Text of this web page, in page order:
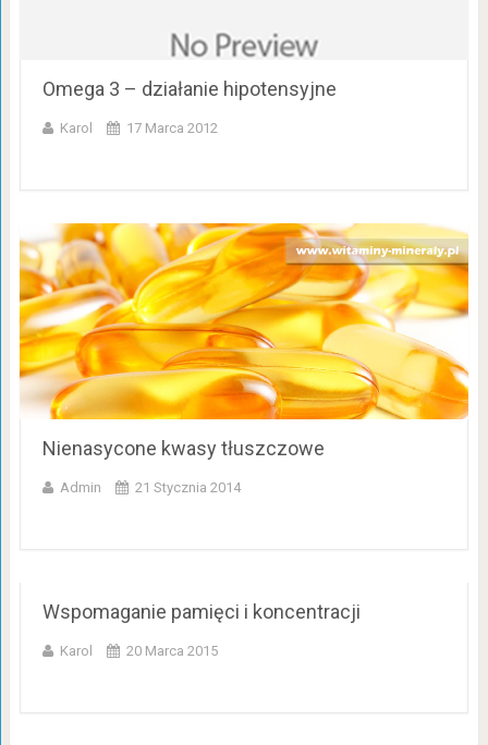
Omega 3 – działanie hipotensyjne
Karol 17 Marca 2012
Nienasycone kwasy tłuszczowe
Admin 21 Stycznia 2014
Wspomaganie pamięci i koncentracji
Karol 20 Marca 2015